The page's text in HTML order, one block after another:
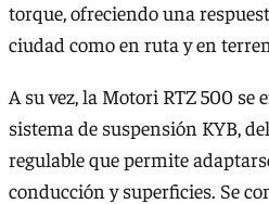
torque, ofreciendo una
ciudad como en ruta y en
A su vez, la Motori RTZ 500 se
sistema de suspensión KYB,
regulable que permite
conducción y superficies. Se